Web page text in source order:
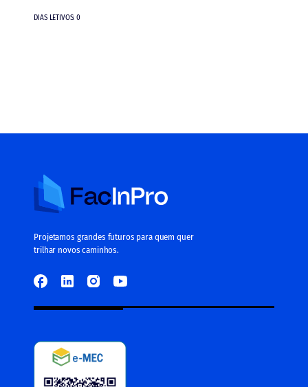
DIAS LETIVOS: 0
Projetamos grandes futuros para quem quer
trilhar novos caminhos.